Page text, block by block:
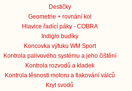
Destičky
Geometrie + rovnání kol
Hlavice řadící páky - COBRA
Indiglo budíky
Koncovka výfuku WM Sport
Kontrola palivového systému a jeho čištění
Kontrola rozvodů a kladek
Kontrola těsnosti motoru a tlakování válců
Kryt svodů